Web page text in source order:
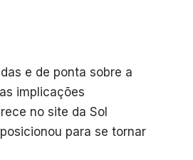
e de ponta sobre a
implicações
no site da Sol
para se tornar